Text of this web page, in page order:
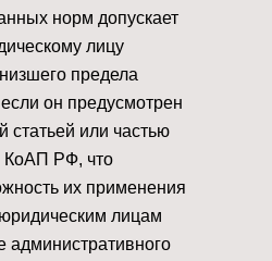
норм допускает
лицу
предела
он предусмотрен
статьей или частью
КоАП РФ, что
их применения
лицам
административного